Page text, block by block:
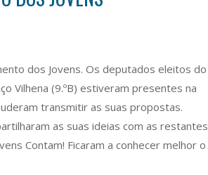
dos Jovens. Os deputados eleitos do
Vilhena (9.ºB) estiveram presentes na
transmitir as suas propostas.
as suas ideias com as restantes
Contam! Ficaram a conhecer melhor o